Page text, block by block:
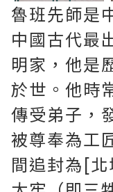
魯班先師是
中國古代最
明家，他是
於世。他時
傳受弟子，
被尊奉為工
間追封為[